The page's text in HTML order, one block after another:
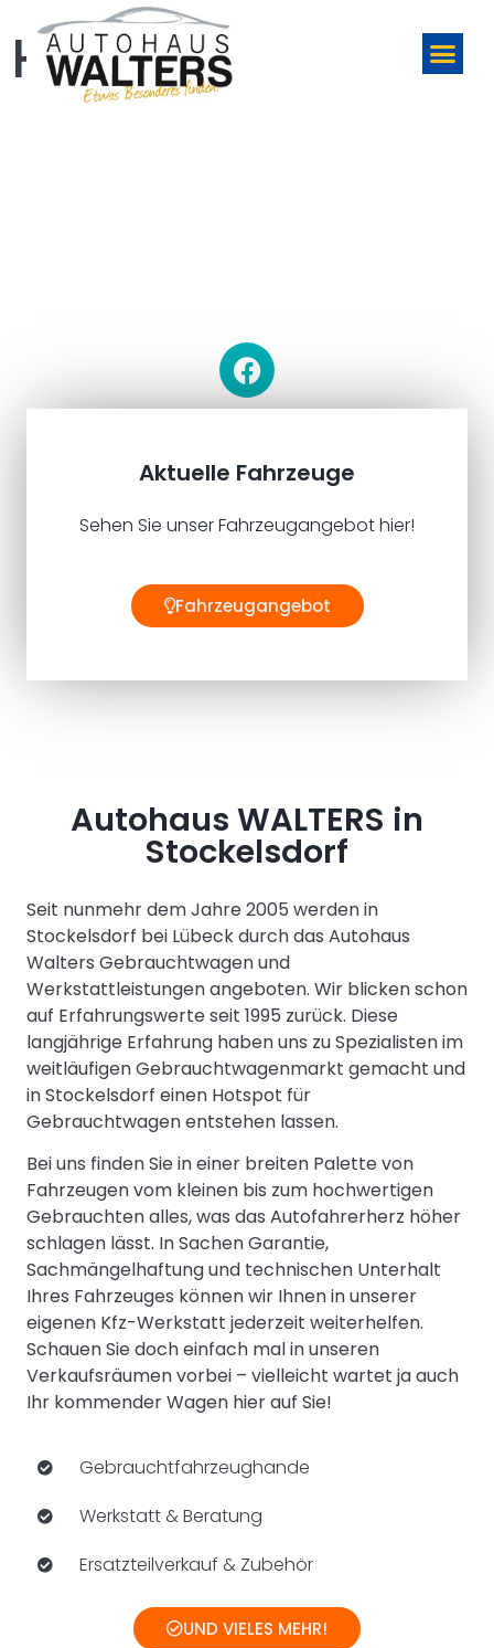
HOME
Aktuelle Fahrzeuge
Sehen Sie unser Fahrzeugangebot hier!
Fahrzeugangebot
Autohaus WALTERS in
Stockelsdorf
Seit nunmehr dem Jahre 2005 werden in
Stockelsdorf bei Lübeck durch das Autohaus
Walters Gebrauchtwagen und
Werkstattleistungen angeboten. Wir blicken schon
auf Erfahrungswerte seit 1995 zurück. Diese
langjährige Erfahrung haben uns zu Spezialisten im
weitläufigen Gebrauchtwagenmarkt gemacht und
in Stockelsdorf einen Hotspot für
Gebrauchtwagen entstehen lassen.
Bei uns finden Sie in einer breiten Palette von
Fahrzeugen vom kleinen bis zum hochwertigen
Gebrauchten alles, was das Autofahrerherz höher
schlagen lässt. In Sachen Garantie,
Sachmängelhaftung und technischen Unterhalt
Ihres Fahrzeuges können wir Ihnen in unserer
eigenen Kfz-Werkstatt jederzeit weiterhelfen.
Schauen Sie doch einfach mal in unseren
Verkaufsräumen vorbei – vielleicht wartet ja auch
Ihr kommender Wagen hier auf Sie!
Gebrauchtfahrzeughande
Werkstatt & Beratung
Ersatzteilverkauf & Zubehör
UND VIELES MEHR!